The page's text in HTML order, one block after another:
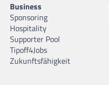
Business
Sponsoring
Hospitality
Supporter Pool
Tipoff4Jobs
Zukunftsfähigkeit